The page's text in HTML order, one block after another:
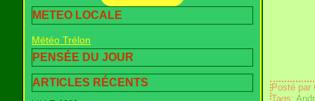
METEO LOCALE
Météo Trélon
PENSÉE DU JOUR
ARTICLES RÉCENTS Posté par
Tags: